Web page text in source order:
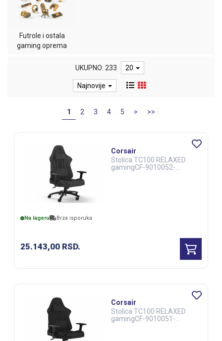
Futrole i ostala
gaming oprema
UKUPNO: 233 20
Najnovije
1 2 3 4 5 > >>
Na lageru Brza isporuka
25.143,00 RSD.
Corsair
Stolica TC100 RELAXED
gamingCF-9010052-
Corsair
Stolica TC100 RELAXED
gamingCF-9010051-